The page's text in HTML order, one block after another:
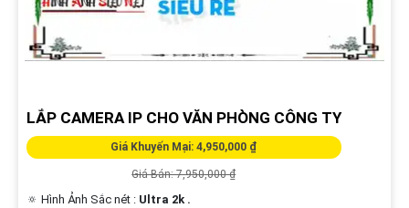
LẮP CAMERA IP CHO VĂN PHÒNG CÔNG TY
Giá Khuyến Mại: 4,950,000 ₫
Giá Bán: 7,950,000 ₫
🔅 Hình Ảnh Sắc nét : Ultra 2k .